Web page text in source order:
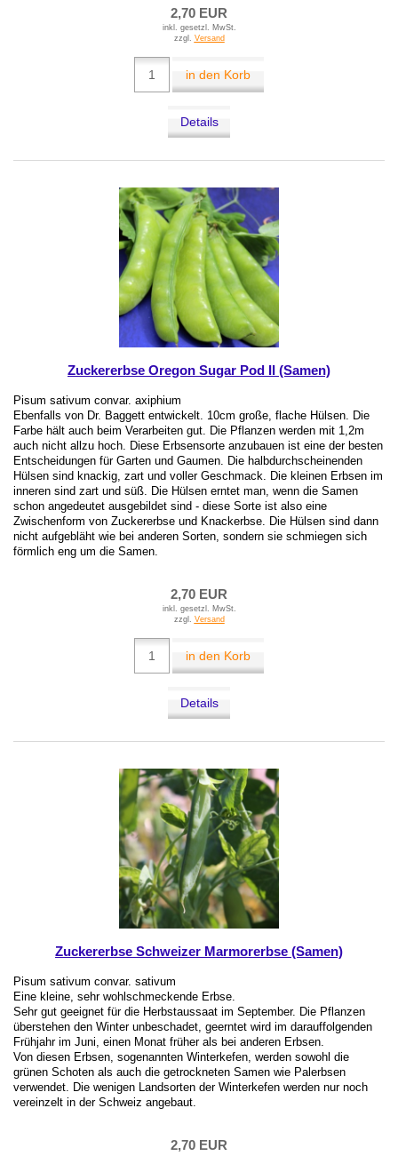
2,70 EUR
inkl. gesetzl. MwSt.
zzgl. Versand
in den Korb
Details
Zuckererbse Oregon Sugar Pod II (Samen)
Pisum sativum convar. axiphium
Ebenfalls von Dr. Baggett entwickelt. 10cm große, flache Hülsen. Die
Farbe hält auch beim Verarbeiten gut. Die Pflanzen werden mit 1,2m
auch nicht allzu hoch. Diese Erbsensorte anzubauen ist eine der besten
Entscheidungen für Garten und Gaumen. Die halbdurchscheinenden
Hülsen sind knackig, zart und voller Geschmack. Die kleinen Erbsen im
inneren sind zart und süß. Die Hülsen erntet man, wenn die Samen
schon angedeutet ausgebildet sind - diese Sorte ist also eine
Zwischenform von Zuckererbse und Knackerbse. Die Hülsen sind dann
nicht aufgebläht wie bei anderen Sorten, sondern sie schmiegen sich
förmlich eng um die Samen.
2,70 EUR
inkl. gesetzl. MwSt.
zzgl. Versand
in den Korb
Details
Zuckererbse Schweizer Marmorerbse (Samen)
Pisum sativum convar. sativum
Eine kleine, sehr wohlschmeckende Erbse.
Sehr gut geeignet für die Herbstaussaat im September. Die Pflanzen
überstehen den Winter unbeschadet, geerntet wird im darauffolgenden
Frühjahr im Juni, einen Monat früher als bei anderen Erbsen.
Von diesen Erbsen, sogenannten Winterkefen, werden sowohl die
grünen Schoten als auch die getrockneten Samen wie Palerbsen
verwendet. Die wenigen Landsorten der Winterkefen werden nur noch
vereinzelt in der Schweiz angebaut.
2,70 EUR